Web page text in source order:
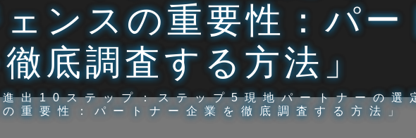
ンスの重要性：パー
底調査する方法」
進出10ステップ：ステップ5現地パートナーの
重要性：パートナー企業を徹底調査する方法」